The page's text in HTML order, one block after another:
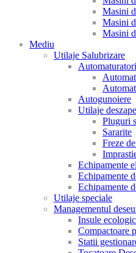
Masini
Masini
Masini
Mediu
Utilaje Salubrizare
Autogunoiere
Utilaje
Pluguri
Sararite
Freze
Echipamente
Echipamente
Echipamente
Utilaje speciale
Managementul
Insule
Compactoare
Statii